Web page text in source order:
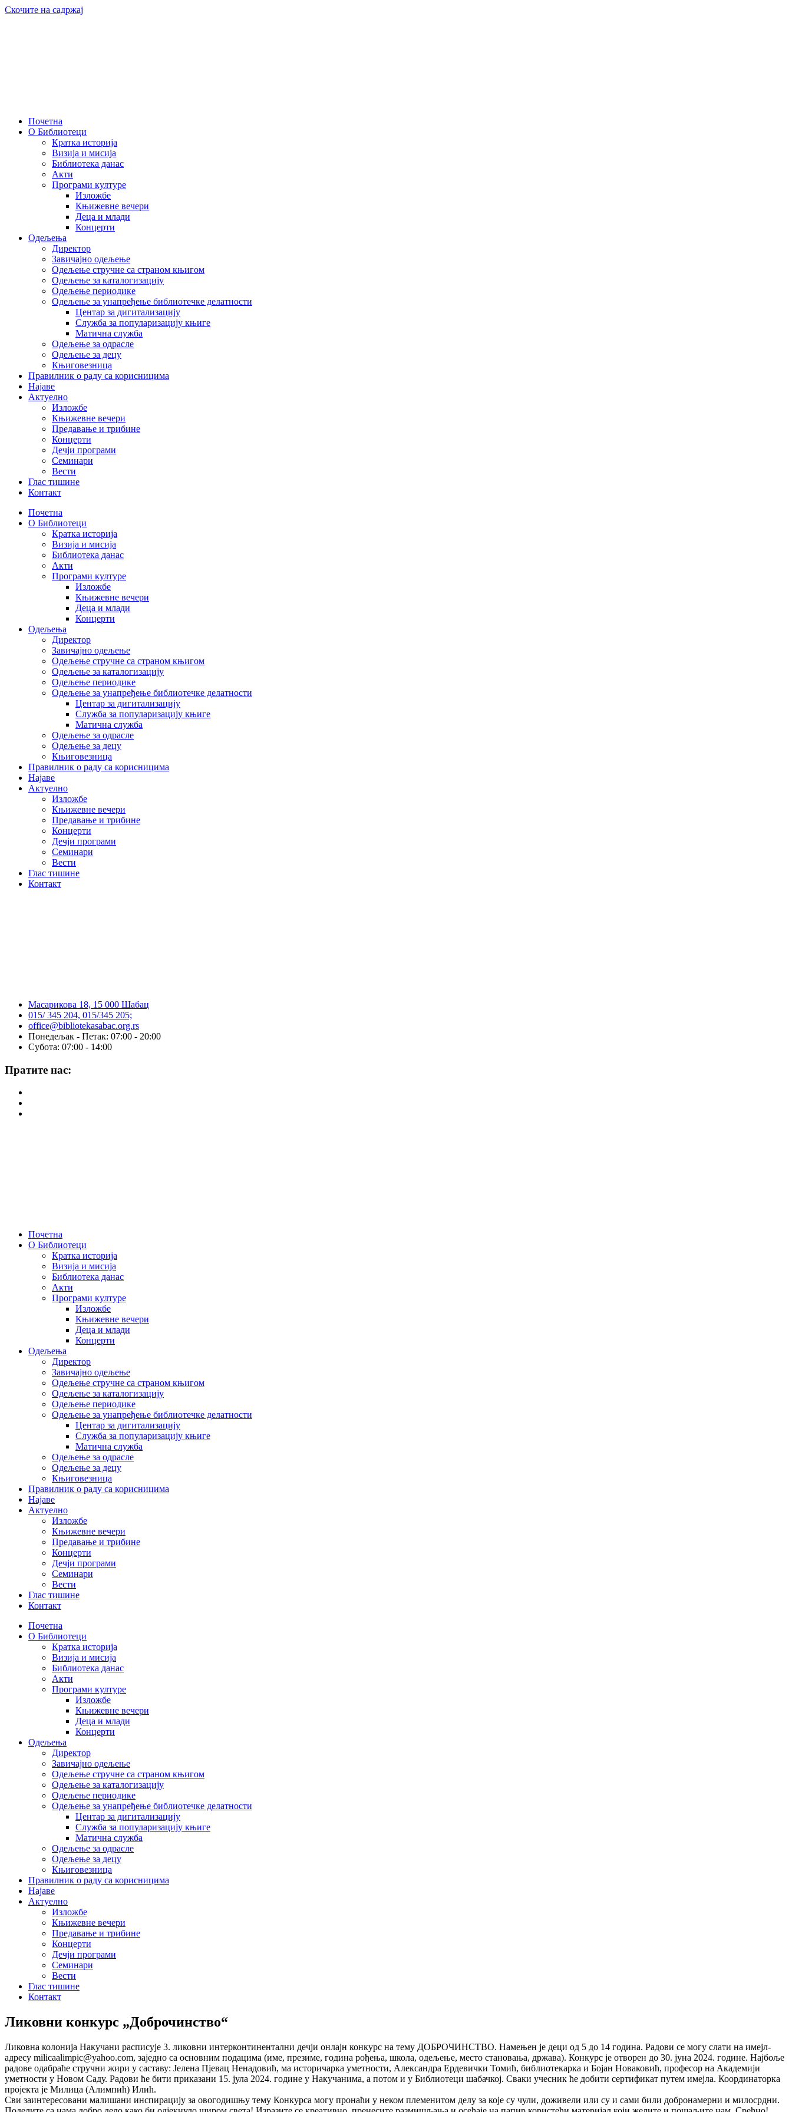
Скочите на садржај
Почетна
О Библиотеци
Кратка историја
Визија и мисија
Библиотека данас
Акти
Програми културе
Изложбе
Књижевне вечери
Деца и млади
Концерти
Одељења
Директор
Завичајно одељење
Одељење стручне са страном књигом
Одељење за каталогизацију
Одељење периодике
Одељење за унапређење библиотечке делатности
Центар за дигитализацију
Служба за популаризацију књиге
Матична служба
Одељење за одрасле
Одељење за децу
Књиговезница
Правилник о раду са корисницима
Најаве
Актуелно
Изложбе
Књижевне вечери
Предавање и трибине
Концерти
Дечји програми
Семинари
Вести
Глас тишине
Контакт
Почетна
О Библиотеци
Кратка историја
Визија и мисија
Библиотека данас
Акти
Програми културе
Изложбе
Књижевне вечери
Деца и млади
Концерти
Одељења
Директор
Завичајно одељење
Одељење стручне са страном књигом
Одељење за каталогизацију
Одељење периодике
Одељење за унапређење библиотечке делатности
Центар за дигитализацију
Служба за популаризацију књиге
Матична служба
Одељење за одрасле
Одељење за децу
Књиговезница
Правилник о раду са корисницима
Најаве
Актуелно
Изложбе
Књижевне вечери
Предавање и трибине
Концерти
Дечји програми
Семинари
Вести
Глас тишине
Контакт
Масарикова 18, 15 000 Шабац
015/ 345 204, 015/345 205;
office@bibliotekasabac.org.rs
Понедељак - Петак: 07:00 - 20:00
Субота: 07:00 - 14:00
Пратите нас:
Почетна
О Библиотеци
Кратка историја
Визија и мисија
Библиотека данас
Акти
Програми културе
Изложбе
Књижевне вечери
Деца и млади
Концерти
Одељења
Директор
Завичајно одељење
Одељење стручне са страном књигом
Одељење за каталогизацију
Одељење периодике
Одељење за унапређење библиотечке делатности
Центар за дигитализацију
Служба за популаризацију књиге
Матична служба
Одељење за одрасле
Одељење за децу
Књиговезница
Правилник о раду са корисницима
Најаве
Актуелно
Изложбе
Књижевне вечери
Предавање и трибине
Концерти
Дечји програми
Семинари
Вести
Глас тишине
Контакт
Почетна
О Библиотеци
Кратка историја
Визија и мисија
Библиотека данас
Акти
Програми културе
Изложбе
Књижевне вечери
Деца и млади
Концерти
Одељења
Директор
Завичајно одељење
Одељење стручне са страном књигом
Одељење за каталогизацију
Одељење периодике
Одељење за унапређење библиотечке делатности
Центар за дигитализацију
Служба за популаризацију књиге
Матична служба
Одељење за одрасле
Одељење за децу
Књиговезница
Правилник о раду са корисницима
Најаве
Актуелно
Изложбе
Књижевне вечери
Предавање и трибине
Концерти
Дечји програми
Семинари
Вести
Глас тишине
Контакт
Ликовни конкурс „Доброчинство“
Ликовна колонија Накучани расписује 3. ликовни интерконтинентални дечји онлајн конкурс на тему ДОБРОЧИНСТВО. Намењен је деци од 5 до 14 година. Радови се могу слати на имејл-
адресу milicaalimpic@yahoo.com, заједно са основним подацима (име, презиме, година рођења, школа, одељење, место становања, држава). Конкурс је отворен до 30. јуна 2024. године. Најбоље
радове одабраће стручни жири у саставу: Јелена Пјевац Ненадовић, ма историчарка уметности, Александра Ердевички Томић, библиотекарка и Бојан Новаковић, професор на Академији
уметности у Новом Саду. Радови ће бити приказани 15. јула 2024. године у Накучанима, а потом и у Библиотеци шабачкој. Сваки учесник ће добити сертификат путем имејла. Координаторка
пројекта је Милица (Алимпић) Илић.
Сви заинтересовани малишани инспирацију за овогодишњу тему Конкурса могу пронаћи у неком племенитом делу за које су чули, доживели или су и сами били добронамерни и милосрдни.